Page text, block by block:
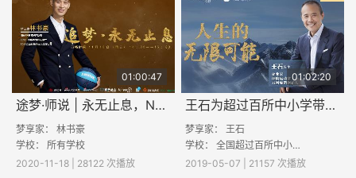
01:00:47
途梦·师说 | 永无止息，NBA明星球员林书豪的追梦之路
梦享家： 林书豪
学校： 所有学校
2020-11-18 | 28122 次播放
01:02:20
王石为超过百所中小学带来精彩课程：人生的无限可能
梦享家： 王石
学校： 全国超过百所中小学校
2019-05-07 | 21157 次播放